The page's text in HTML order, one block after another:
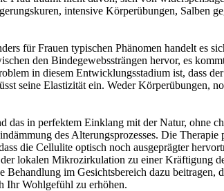
intensive Körperübungen, Salben
für Frauen typischen Phänomen handelt es
den Bindegewebssträngen hervor, es
in diesem Entwicklungsstadium ist, dass
seine Elastizität ein. Weder Körperübungen,
das in perfektem Einklang mit der Natur, ohne
des Alterungsprozesses. Die Therapie
die Cellulite optisch noch ausgeprägter
lokalen Mikrozirkulation zu einer Kräftigung
im Gesichtsbereich dazu beitragen,
Ihr Wohlgefühl zu erhöhen.